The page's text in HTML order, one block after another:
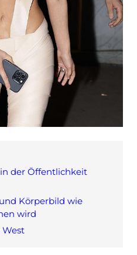
der Öffentlichkeit
Körperbild wie
wird
West